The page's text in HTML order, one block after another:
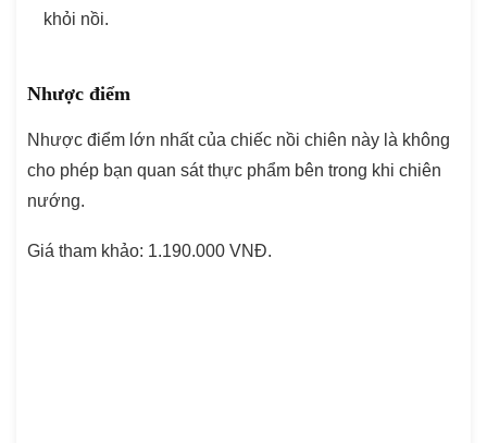
khỏi nồi.
Nhược điểm
Nhược điểm lớn nhất của chiếc nồi chiên này là không
cho phép bạn quan sát thực phẩm bên trong khi chiên
nướng.
Giá tham khảo: 1.190.000 VNĐ.